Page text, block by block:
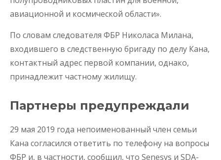
авиационной и космической области».
По словам следователя ФБР Николаса Милана,
входившего в следственную бригаду по делу Кана,
контактный адрес первой компании, однако,
принадлежит частному жилищу.
Партнеры предупреждали
29 мая 2019 года непоименованный член семьи
Кана согласился ответить по телефону на вопросы
ФБР и, в частности, сообщил, что Senesys и SDA-